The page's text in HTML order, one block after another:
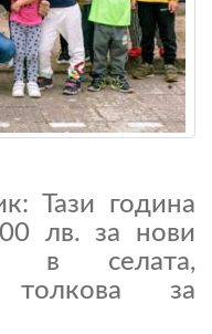
Тази година
лв. за нови
в селата,
за